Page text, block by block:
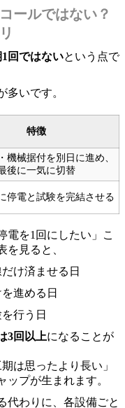
ールではない？
回ではないという点で
多いです。
特徴
機械据付を別日に進め、
後に一気に切替
停電と試験を完結させる
電を1回にしたい」こ
を見ると、
け済ませる日
進める日
行う日
3回以上になることが
は思ったより長い」
ップが生まれます。
代わりに、各設備ごと